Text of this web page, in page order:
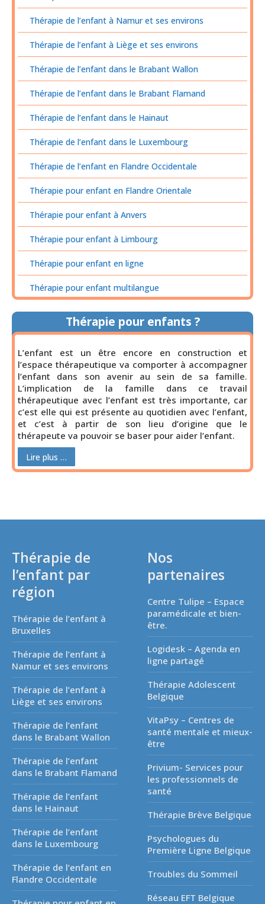
Thérapie de l’enfant à Namur et ses environs
Thérapie de l’enfant à Liège et ses environs
Thérapie de l’enfant dans le Brabant Wallon
Thérapie de l’enfant dans le Brabant Flamand
Thérapie de l’enfant dans le Hainaut
Thérapie de l’enfant dans le Luxembourg
Thérapie de l’enfant en Flandre Occidentale
Thérapie pour enfant en Flandre Orientale
Thérapie pour enfant à Anvers
Thérapie pour enfant à Limbourg
Thérapie pour enfant en ligne
Thérapie pour enfant multilangue
Thérapie pour enfants ?
L’enfant est un être encore en construction et
l’espace thérapeutique va comporter à accompagner
l’enfant dans son avenir au sein de sa famille.
L’implication de la famille dans ce travail
thérapeutique avec l’enfant est très importante, car
c’est elle qui est présente au quotidien avec l’enfant,
et c’est à partir de son lieu d’origine que le
thérapeute va pouvoir se baser pour aider l’enfant.
Lire plus …
Thérapie de
l’enfant par
région
Thérapie de l’enfant à
Bruxelles
Thérapie de l’enfant à
Namur et ses environs
Thérapie de l’enfant à
Liège et ses environs
Thérapie de l’enfant
dans le Brabant Wallon
Thérapie de l’enfant
dans le Brabant Flamand
Thérapie de l’enfant
dans le Hainaut
Thérapie de l’enfant
dans le Luxembourg
Thérapie de l’enfant en
Flandre Occidentale
Nos
partenaires
Centre Tulipe – Espace
paramédicale et bien-
être.
Logidesk – Agenda en
ligne partagé
Thérapie Adolescent
Belgique
VitaPsy – Centres de
santé mentale et mieux-
être
Privium- Services pour
les professionnels de
santé
Thérapie Brève Belgique
Psychologues du
Première Ligne Belgique
Troubles du Sommeil
Réseau EFT Belgique